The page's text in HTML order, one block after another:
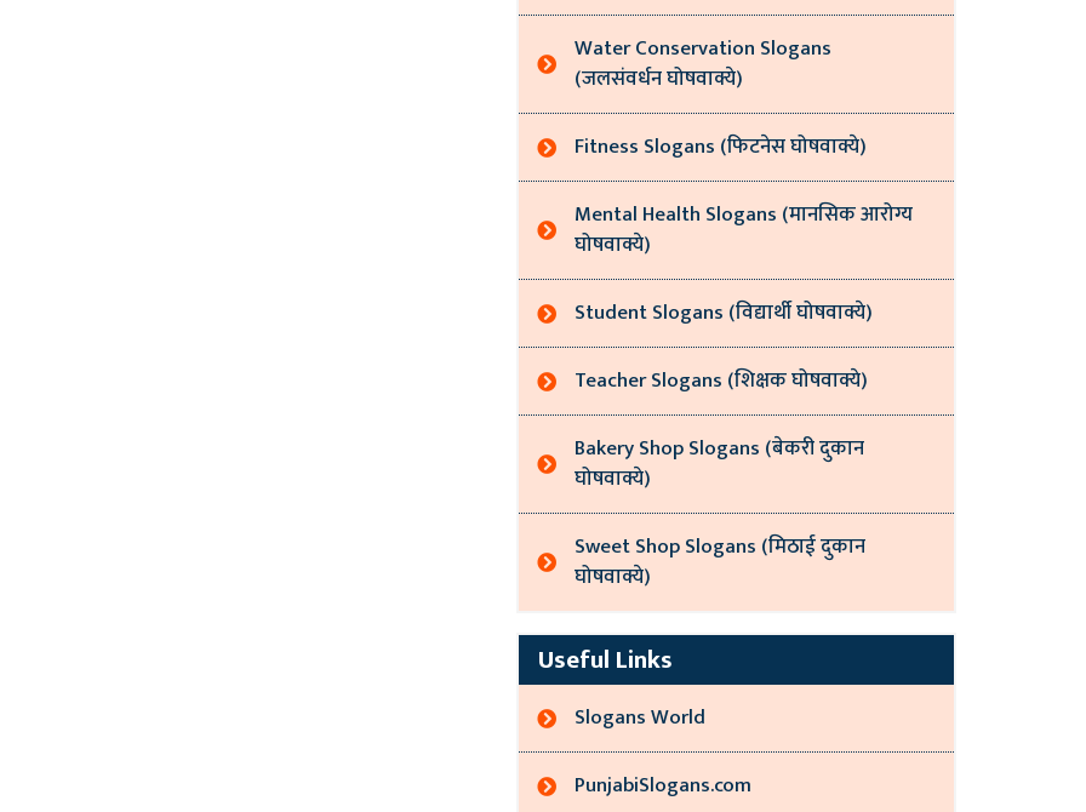
Water Conservation Slogans
(जलसंवर्धन घोषवाक्ये)
Fitness Slogans (फिटनेस घोषवाक्ये)
Mental Health Slogans (मानसिक आरोग्य
घोषवाक्ये)
Student Slogans (विद्यार्थी घोषवाक्ये)
Teacher Slogans (शिक्षक घोषवाक्ये)
Bakery Shop Slogans (बेकरी दुकान
घोषवाक्ये)
Sweet Shop Slogans (मिठाई दुकान
घोषवाक्ये)
Useful Links
Slogans World
PunjabiSlogans.com